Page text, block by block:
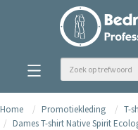
Home Promotiekleding T-
Dames T-shirt Native Spirit